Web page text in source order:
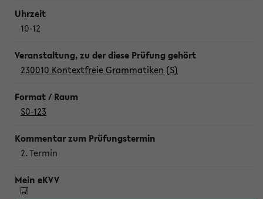
10-12
230010 Kontextfreie Grammatiken (S)
S0-123
2. Termin